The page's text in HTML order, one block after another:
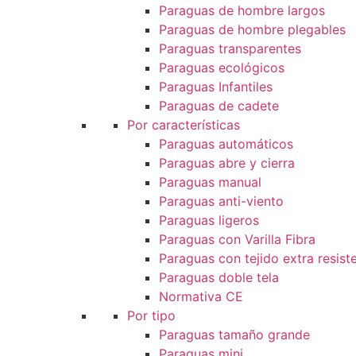
Paraguas de hombre largos
Paraguas de hombre plegables
Paraguas transparentes
Paraguas ecológicos
Paraguas Infantiles
Paraguas de cadete
Por características
Paraguas automáticos
Paraguas abre y cierra
Paraguas manual
Paraguas anti-viento
Paraguas ligeros
Paraguas con Varilla Fibra
Paraguas con tejido extra
Paraguas doble tela
Normativa CE
Por tipo
Paraguas tamaño grande